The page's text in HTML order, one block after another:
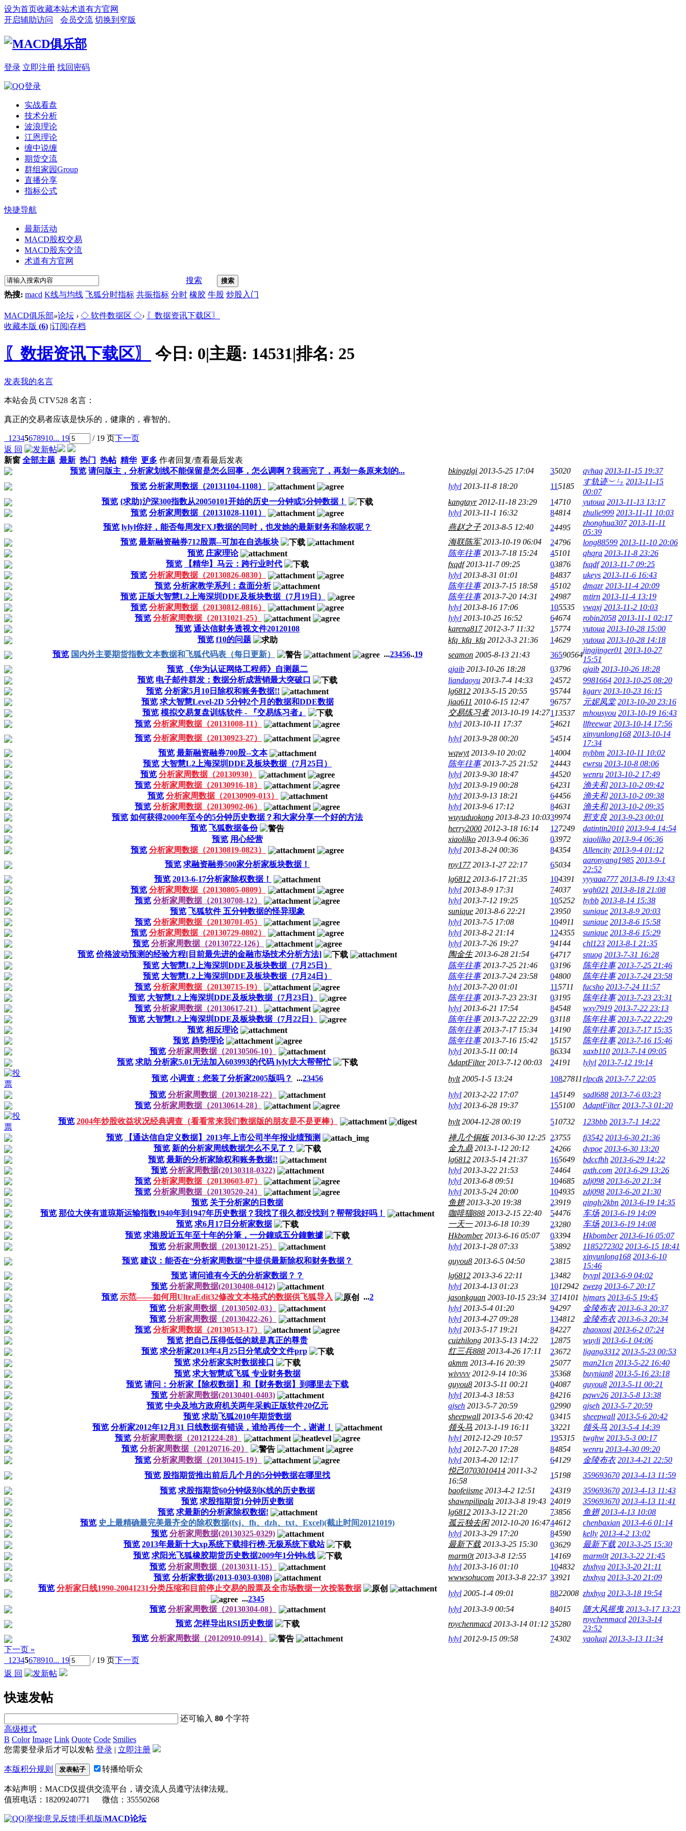
设为首页收藏本站术道有方官网
开启辅助访问
会员交流 切换到窄版
登录 立即注册 找回密码
实战看盘
技术分析
波浪理论
江恩理论
缠中说缠
期货交流
群组家园Group
直播分享
指标公式
快捷导航
最新活动
MACD股权交易
MACD股东交流
术道有方官网
搜索 搜索
热搜: macd K线与均线 飞狐分时指标 共振指标 分时 橡胶 牛股 炒股入门
MACD俱乐部»论坛 › ◇ 软件数据区 ◇› 〖数据资讯下载区〗
收藏本版 (6) |订阅|存档
〖数据资讯下载区〗 今日: 0|主题: 14531|排名: 25
发表我的名言
本站会员 CTV528 名言：
真正的交易者应该是快乐的，健康的，睿智的。
1 2345678910... 19 / 19 页下一页
返 回
新窗 全部主题 最新 热门 热帖 精华 更多 作者回复/查看最后发表
预览 请问版主，分析家划线不能保留是怎么回事，怎么调啊？我画完了，再划一条原来划的... bkingzlgi 2013-5-25 17:04 35020 qvhaq 2013-11-15 19:37
预览 分析家周数据（20131104-1108） lylyl 2013-11-8 18:20 115185
す轨迹︶ㄣ 2013-11-15
00:07
预览 {求助}沪深300指数从20050101开始的历史一分钟或5分钟数据！ kangtayr 2012-11-18 23:29 14710 yutoua 2013-11-13 13:17
预览 分析家周数据（20131028-1101） lylyl 2013-11-1 16:32 84814 zhulie999 2013-11-11 10:03
预览 lylyl你好，能否每周发FXJ数据的同时，也发她的最新财务和除权呢？ 燕赵之子 2013-8-5 12:40 24495
zhonghua307 2013-11-11
05:39
预览 最新融资融券712股票--可加在自选板块 海联陈军 2013-10-19 06:04 24796 long88599 2013-11-10 20:06
预览 庄家理论 陈年往事 2013-7-18 15:24 45101 qhqra 2013-11-8 23:26
预览
【精华】马云：跨行业时代 fxqdf 2013-11-7 09:25 03876 fxqdf 2013-11-7 09:25
预览 分析家周数据（20130826-0830） lylyl 2013-8-31 01:01 84837 ukeys 2013-11-6 16:43
预览 分析家教学系列：盘面分析 陈年往事 2013-7-15 18:58 45102 dmqzr 2013-11-4 20:09
预览 正版大智慧L2上海深圳DDE及板块数据（7月19日） 陈年往事 2013-7-20 14:31 24987 mtirn 2013-11-4 13:19
预览 分析家周数据（20130812-0816） lylyl 2013-8-16 17:06 105535 vwqxj 2013-11-2 10:03
预览 分析家周数据（20131021-25） lylyl 2013-10-25 16:52 64674 robin2058 2013-11-1 02:17
预览 通达信财务透视文件20120108 karena817 2012-3-7 11:32 15774 yutoua 2013-10-28 15:00
预览 f10的问题 kfq_kfq_kfq 2012-3-3 21:36 14629 yutoua 2013-10-28 14:18
预览 国内外主要期货指数文本数据和飞狐代码表（每日更新） ...23456..19 seamon 2005-8-13 21:43 36590564
jingjinger01 2013-10-27
15:51
预览
《华为认证网络工程师》自测题二 qjaib 2013-10-26 18:28 03796 qjaib 2013-10-26 18:28
预览 电子邮件群发：数据分析成营销最大突破口 liandaoyu 2013-7-4 14:33 24572 9981664 2013-10-25 08:20
预览 分析家5月10日除权和账务数据!! lg6812 2013-5-15 20:55 95744 kgarv 2013-10-23 16:15
预览 求大智慧Level-2D 5分钟2个月的数据和DDE数据 jiaq611 2010-6-15 12:47 96757 元妮凤棠 2013-10-20 23:16
预览 模拟交易复盘训练软件 - 『交易练习者』 交易练习者 2013-10-19 14:271 13537 mhousyou 2013-10-19 16:43
预览 分析家周数据（20131008-11） lylyl 2013-10-11 17:37 54621 llfreewar 2013-10-14 17:56
预览 分析家周数据（20130923-27） lylyl 2013-9-28 00:20 54514
xinyunlong168 2013-10-14
17:34
预览 最新融资融券700股--文本 wqwyt 2013-9-10 20:02 14004 nybbm 2013-10-11 10:02
预览 大智慧L2上海深圳DDE及板块数据（7月25日） 陈年往事 2013-7-25 21:52 24443 ewrsu 2013-10-8 08:06
预览 分析家周数据（20130930） lylyl 2013-9-30 18:47 44520 wenru 2013-10-2 17:49
预览 分析家周数据（20130916-18） lylyl 2013-9-19 00:28 64231 渔夫和 2013-10-2 09:42
预览 分析家周数据（20130909-013） lylyl 2013-9-13 18:21 64456 渔夫和 2013-10-2 09:38
预览 分析家周数据（20130902-06） lylyl 2013-9-6 17:12 84631 渔夫和 2013-10-2 09:35
预览 如何获得2000年至今的5分钟历史数据？和大家分享一个好的方法 wuyuduokong 2013-8-23 10:0339974 邢支良 2013-9-23 00:01
预览 飞狐数据备份 herry2000 2012-3-18 16:14 127249 datintin2010 2013-9-4 14:54
预览 用心经营 xiaolilko 2013-9-4 06:36 03972 xiaolilko 2013-9-4 06:36
预览 分析家周数据（20130819-0823） lylyl 2013-8-24 00:36 84354 Allencity 2013-9-4 01:12
预览 求融资融券500家分析家板块数据！ roy177 2013-1-27 22:17 65034
aaronyang1985 2013-9-1
22:52
预览 2013-6-17分析家除权数据！ lg6812 2013-6-17 21:35 104391 yyyaaa777 2013-8-19 13:43
预览 分析家周数据（20130805-0809） lylyl 2013-8-9 17:31 74037 wgh021 2013-8-18 21:08
预览 分析家周数据（20130708-12） lylyl 2013-7-12 19:25 105252 hybb 2013-8-14 15:38
预览 飞狐软件 五分钟数据的怪异现象 sunique 2013-8-6 22:21 23950 sunique 2013-8-9 20:03
预览 分析家周数据（20130701-05） lylyl 2013-7-5 17:08 104911 sunique 2013-8-6 15:58
预览 分析家周数据（20130729-0802） lylyl 2013-8-2 21:14 124355 sunique 2013-8-6 15:29
预览 分析家周数据（20130722-126） lylyl 2013-7-26 19:27 94144 chl123 2013-8-1 21:35
预览 价格波动预测的经验方程[目前最先进的金融市场技术分析方法] 陶金生 2013-6-28 21:54 64717 snuog 2013-7-31 16:28
预览 大智慧L2上海深圳DDE及板块数据（7月25日） 陈年往事 2013-7-25 21:46 03196 陈年往事 2013-7-25 21:46
预览 大智慧L2上海深圳DDE及板块数据（7月24日） 陈年往事 2013-7-24 23:58 04800 陈年往事 2013-7-24 23:58
预览 分析家周数据（20130715-19） lylyl 2013-7-20 01:01 115711 fucsho 2013-7-24 11:57
预览 大智慧L2上海深圳DDE及板块数据（7月23日） 陈年往事 2013-7-23 23:31 03195 陈年往事 2013-7-23 23:31
预览 分析家周数据（20130617-21） lylyl 2013-6-21 17:54 84548 wxy7919 2013-7-22 23:13
预览 大智慧L2上海深圳DDE及板块数据（7月22日） 陈年往事 2013-7-22 22:29 03118 陈年往事 2013-7-22 22:29
预览 相反理论 陈年往事 2013-7-17 15:34 14190 陈年往事 2013-7-17 15:35
预览 趋势理论 陈年往事 2013-7-16 15:42 15157 陈年往事 2013-7-16 15:46
预览 分析家周数据（20130506-10） lylyl 2013-5-11 00:14 86334 xaxb110 2013-7-14 09:05
预览 求助 分析家5.01无法加入603993的代码 lylyl大大帮帮忙 AdaptFilter 2013-7-12 00:03 24191 lylyl 2013-7-12 19:14
预览 小调查：您装了分析家2005版吗？ ...23456 hylt 2005-1-5 13:24 10827811rlpcdk 2013-7-7 22:05
预览 分析家周数据（20130218-22） lylyl 2013-2-22 17:07 145149 sadl688 2013-7-6 03:23
预览 分析家周数据（20130614-28） lylyl 2013-6-28 19:37 155100 AdaptFilter 2013-7-3 01:20
预览 2004年炒股收益状况经典调查（看看常来我们数据版的朋友是不是更棒） hylt 2004-12-28 00:19 510732 123bbb 2013-7-1 14:22
预览
【通达信自定义数据】2013年上市公司半年报业绩预测 禅几个铜板 2013-6-30 12:25 23755 fj3542 2013-6-30 21:36
预览 新的分析家周线数据怎么不见了？ 金九鼎 2013-1-12 20:12 24266 dvpoe 2013-6-30 13:20
预览 最新的分析家除权和账务数据!! lg6812 2013-5-14 21:37 165649 bdccfhh 2013-6-29 14:22
预览 分析家周数据(20130318-0322) lylyl 2013-3-22 21:53 74464 qxth.com 2013-6-29 13:26
预览 分析家周数据（20130603-07） lylyl 2013-6-8 09:51 104685 zdj098 2013-6-20 21:34
预览 分析家周数据（20130520-24） lylyl 2013-5-24 20:00 104935 zdj098 2013-6-20 21:30
预览 关于分析家的日数据 鱼翅 2013-3-20 19:38 23919 qinglv2kbn 2013-6-19 14:35
预览 那位大侠有道琼斯运输指数1940年到1947年历史数据？我找了很久都没找到？帮帮我好吗！ 咖啡猫888 2013-2-15 22:40 54476 车场 2013-6-19 14:09
预览 求6月17日分析家数据 一天一 2013-6-18 10:39 23280 车场 2013-6-19 14:08
预览 求港股近五年至十年的分筆，一分鐘或五分鐘數據 Hkbomber 2013-6-16 05:07 03394 Hkbomber 2013-6-16 05:07
预览 分析家周数据（20130121-25） lylyl 2013-1-28 07:33 53892 1185272302 2013-6-15 18:41
预览 建议：能否在“分析家周数据”中提供最新除权和财务数据？ guyou8 2013-6-5 04:50 23815
xinyunlong168 2013-6-10
15:46
预览 请问谁有今天的分析家数据？？ lg6812 2013-3-6 22:11 13482 byvpl 2013-6-9 04:02
预览 分析家周数据(20130408-0412) lylyl 2013-4-13 01:23 1012942 zwezg 2013-6-7 20:17
预览 示范——如何用UltraEdit32修改文本格式的数据供飞狐导入 ...2 jasonkguan 2003-10-15 23:34 3714101 hjmars 2013-6-5 19:45
预览 分析家周数据（20130502-03） lylyl 2013-5-4 01:20 94297 金陵布衣 2013-6-3 20:37
预览 分析家周数据（20130422-26） lylyl 2013-4-27 09:28 134812 金陵布衣 2013-6-3 20:34
预览 分析家周数据（20130513-17） lylyl 2013-5-17 19:21 84227 zhaoxoxi 2013-6-2 07:24
预览 把自己压得低低的就是真正的尊贵 cuizhilong 2013-5-13 14:22 12875 wuyli 2013-6-1 04:06
预览 求分析家2013年4月25日分笔成交文件prp 红三兵888 2013-4-26 17:11 23672 ligang3312 2013-5-23 00:53
预览 求分析家实时数据接口 akmm 2013-4-16 20:39 25077 man21cn 2013-5-22 16:40
预览 求大智慧或飞狐 专业财务数据 wivvvv 2012-9-14 10:36 35368 buynian8 2013-5-16 23:18
预览 请问：分析家【除权数据】和【财务数据】到哪里去下载 guyou8 2013-5-11 00:21 04087 guyou8 2013-5-11 00:21
预览 分析家周数据(20130401-0403) lylyl 2013-4-3 18:53 84216 pqwv26 2013-5-8 13:38
预览 中央及地方政府机关两年采购正版软件20亿元 gjseh 2013-5-7 20:59 02990 gjseh 2013-5-7 20:59
预览 求助飞狐2010年期货数据 sheepwall 2013-5-6 20:42 03415 sheepwall 2013-5-6 20:42
预览 分析家2012年12月31 日线数据有错误，谁给再传一个，谢谢！ 领头马 2013-1-19 16:11 33221 领头马 2013-5-4 14:39
预览 分析家周数据（20121224-28） lylyl 2012-12-29 10:57 195315 twghw 2013-5-3 00:17
预览 分析家周数据（20120716-20） lylyl 2012-7-20 17:28 84854 wenru 2013-4-30 09:20
预览 分析家周数据（20130415-19） lylyl 2013-4-20 12:17 64129 金陵布衣 2013-4-21 22:50
预览 股指期货推出前后几个月的5分钟数据在哪里找
悦己0703010414 2011-3-2
16:58
15198 359693670 2013-4-13 11:59
预览 求股指期货60分钟级别K线的历史数据 baofeiisme 2013-4-2 12:51 24319 359693670 2013-4-13 11:43
预览 求股指期货1分钟历史数据 shawnpilipala 2013-3-8 19:43 24019 359693670 2013-4-13 11:41
预览 求最新的分析家除权数据! lg6812 2013-3-12 21:20 73856 鱼翅 2013-4-13 10:08
预览 史上最精确最完美最齐全的除权数据(fxj、fh、dzh、txt、Excel)(截止时间20121019) 孤云独去闲 2012-10-20 16:4744612 chenbaxian 2013-4-6 01:14
预览 分析家周数据(20130325-0329) lylyl 2013-3-29 17:20 84590 kelly 2013-4-2 13:02
预览 2013年最新十大xp系统下载排行榜-无极系统下载站 最新下载 2013-3-25 15:30 03629 最新下载 2013-3-25 15:30
预览 求阳光飞狐橡胶期货历史数据2009年1分钟k线 marm0t 2013-3-8 12:55 14169 marm0t 2013-3-22 21:45
预览 分析家周数据（20130311-15） lylyl 2013-3-16 01:10 104832 zhxhyq 2013-3-20 21:11
预览 分析家数据(2013-0303-0308) wwwsohucom 2013-3-8 22:37 33921 zhxhyq 2013-3-20 21:09
预览 分析家日线1990-20041231分类压缩和目前停止交易的股票及全市场数据一次按装数据
...2345
lylyl 2005-1-4 09:01 8822008 zhxhyq 2013-3-18 19:54
预览 分析家周数据（20130304-08） lylyl 2013-3-9 00:54 84015 随大风摇曳 2013-3-17 13:23
预览 怎样导出RSI历史数据 roychenmacd 2013-3-14 01:12 35280
roychenmacd 2013-3-14
23:52
预览 分析家周数据（20120910-0914） lylyl 2012-9-15 09:58 74302 yaoluqi 2013-3-13 11:34
下一页 »
1 2345678910... 19 / 19 页下一页
返 回
快速发帖
还可输入80 个字符
高级模式
B Color Image Link Quote Code Smilies
您需要登录后才可以发帖 登录 | 立即注册
本版积分规则 发表帖子 转播给听众
本站声明：MACD仅提供交流平台，请交流人员遵守法律法规。
值班电话：18209240771 微信：35550268
|举报|意见反馈|手机版|MACD论坛